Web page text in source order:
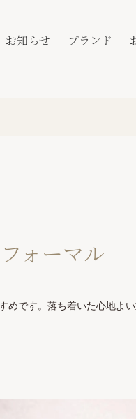
お知らせ ブランド
フォーマル
です。落ち着いた心地よ